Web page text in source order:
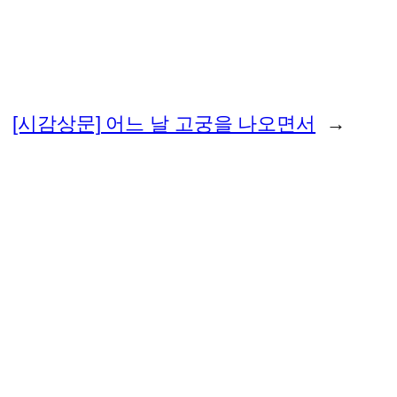
[시감상문] 어느 날 고궁을 나오면서 →